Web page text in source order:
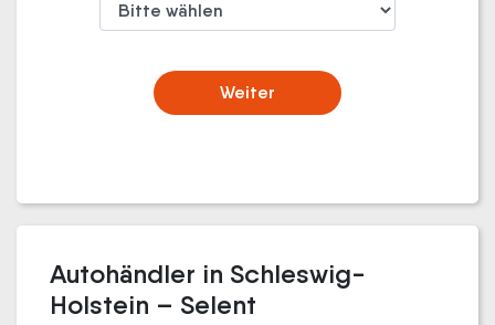
Weiter
Autohändler in Schleswig-
Holstein – Selent